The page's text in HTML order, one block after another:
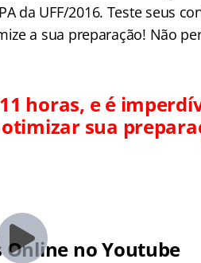
da UFF/2016. Teste seus
a sua preparação! Não
horas, e é
sua
Online no Youtube